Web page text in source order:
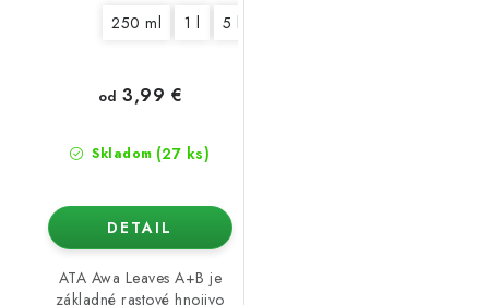
250 ml 1 l 5 l
Skladom (27 ks)
od 3,99 €
DETAIL
ATA Awa Leaves A+B je
základné rastové hnojivo